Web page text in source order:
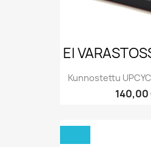
EI
Kunnostettu
Hinta
140,00